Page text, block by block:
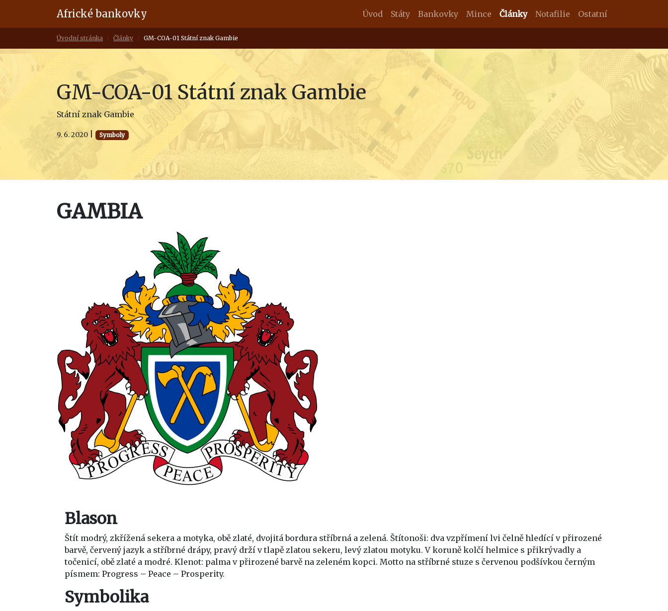
Africké bankovky Úvod Státy Bankovky Mince Články Notafilie Ostatní
Úvodní stránka Články GM-COA-01 Státní znak Gambie
GM-COA-01 Státní znak Gambie
Státní znak Gambie
9. 6. 2020 Symboly
GAMBIA
Blason
Štít modrý, zkřížená sekera a motyka, obě zlaté, dvojitá bordura stříbrná a zelená. Štítonoši: dva vzpřímení lvi čelně hledící v přirozené
barvě, červený jazyk a stříbrné drápy, pravý drží v tlapě zlatou sekeru, levý zlatou motyku. V koruně kolčí helmice s přikrývadly a
točenicí, obě zlaté a modré. Klenot: palma v přirozené barvě na zeleném kopci. Motto na stříbrné stuze s červenou podšívkou černým
písmem: Progress – Peace – Prosperity.
Symbolika